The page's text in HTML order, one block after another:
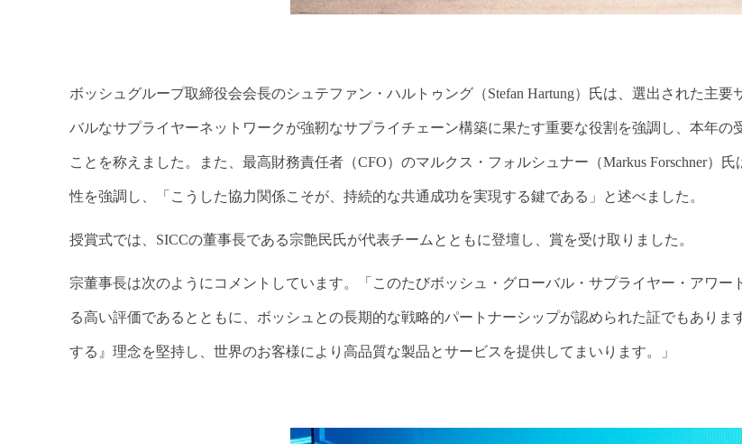
ボッシュグループ取締役会会長のシュテファン・ハルトゥング（Stefan Hartung）氏は、選出された主要
バルなサプライヤーネットワークが強靭なサプライチェーン構築に果たす重要な役割を強調し、本年
ことを称えました。また、最高財務責任者（CFO）のマルクス・フォルシュナー（Markus Forschner）
性を強調し、「こうした協力関係こそが、持続的な共通成功を実現する鍵である」と述べました。
授賞式では、 SICCの董事長である宗艶民氏が代表チームとともに登壇し、賞を受け取りました。
宗董事長は次のようにコメントしています。「このたびボッシュ・グローバル・サプライヤー・アワー
る高い評価であるとともに、ボッシュとの長期的な戦略的パートナーシップが認められた証でもあり
する』理念を堅持し、世界のお客様により高品質な製品とサービスを提供してまいります。」